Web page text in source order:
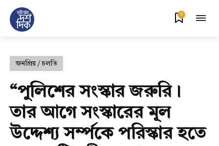
0
জনপ্রিয় / চলতি
“পুলিশের সংস্কার জরুরি।
তার আগে সংস্কারের মূল
উদ্দেশ্য সর্ম্পকে পরিস্কার হতে